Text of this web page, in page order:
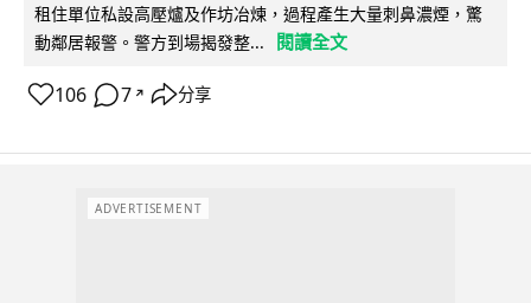
租住單位私設高壓爐及作坊冶煉，過程產生大量刺鼻濃煙，驚
動鄰居報警。警方到場揭發整...
閱讀全文
106 7 ↗ 分享
ADVERTISEMENT